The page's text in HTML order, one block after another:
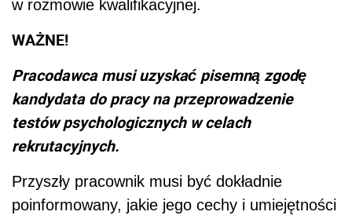
w rozmowie kwalifikacyjnej.
WAŻNE!
Pracodawca musi uzyskać pisemną zgodę
kandydata do pracy na przeprowadzenie
testów psychologicznych w celach
rekrutacyjnych.
Przyszły pracownik musi być dokładnie
poinformowany, jakie jego cechy i umiejętności